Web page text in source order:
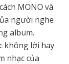
MONO và
người nghe
album.
không lời hay
nhạc của